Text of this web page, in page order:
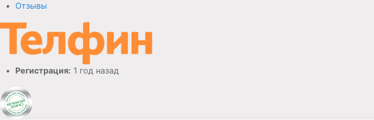
Отзывы
Регистрация: 1 год назад